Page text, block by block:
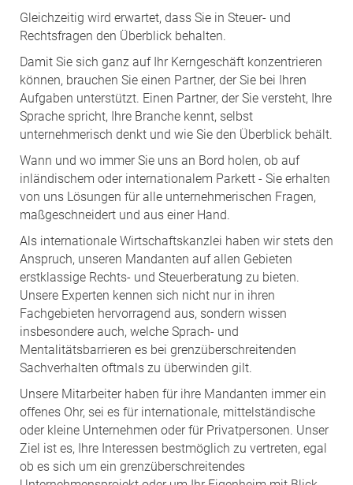
Gleichzeitig wird erwartet, dass Sie in Steuer- und
Rechtsfragen den Überblick behalten.
Damit Sie sich ganz auf Ihr Kerngeschäft konzentrieren
können, brauchen Sie einen Partner, der Sie bei Ihren
Aufgaben unterstützt. Einen Partner, der Sie versteht, Ihre
Sprache spricht, Ihre Branche kennt, selbst
unternehmerisch denkt und wie Sie den Überblick behält.
Wann und wo immer Sie uns an Bord holen, ob auf
inländischem oder internationalem Parkett - Sie erhalten
von uns Lösungen für alle unternehmerischen Fragen,
maßgeschneidert und aus einer Hand.
Als internationale Wirtschaftskanzlei haben wir stets den
Anspruch, unseren Mandanten auf allen Gebieten
erstklassige Rechts- und Steuerberatung zu bieten.
Unsere Experten kennen sich nicht nur in ihren
Fachgebieten hervorragend aus, sondern wissen
insbesondere auch, welche Sprach- und
Mentalitätsbarrieren es bei grenzüberschreitenden
Sachverhalten oftmals zu überwinden gilt.
Unsere Mitarbeiter haben für ihre Mandanten immer ein
offenes Ohr, sei es für internationale, mittelständische
oder kleine Unternehmen oder für Privatpersonen. Unser
Ziel ist es, Ihre Interessen bestmöglich zu vertreten, egal
ob es sich um ein grenzüberschreitendes